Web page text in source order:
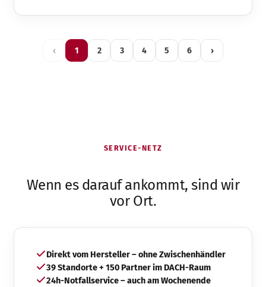
‹ 1 2 3 4 5 6 ›
SERVICE-NETZ
Wenn es darauf ankommt, sind wir
vor Ort.
Direkt vom Hersteller – ohne Zwischenhändler
39 Standorte + 150 Partner im DACH-Raum
24h-Notfallservice – auch am Wochenende